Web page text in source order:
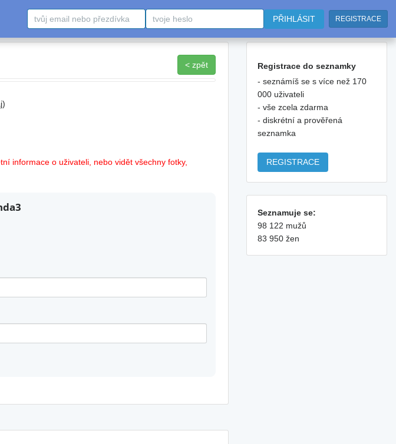
PŘIHLÁSIT REGISTRACE
< zpět
informace o uživateli, nebo vidět všechny fotky,
Registrace do seznamky
- seznámíš se s více než 170
000 uživateli
- vše zcela zdarma
- diskrétní a prověřená
seznamka
REGISTRACE
Seznamuje se:
98 122 mužů
83 950 žen